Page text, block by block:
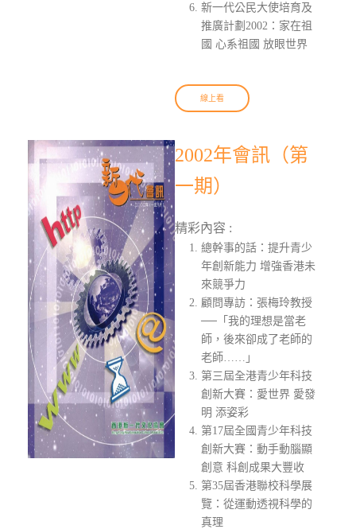
新一代公民大使培育及
推廣計劃2002：家在祖
國 心系祖國 放眼世界
線上看
2002年會訊（第
一期）
精彩內容 :
總幹事的話：提升青少
年創新能力 增強香港未
來競爭力
顧問專訪：張梅玲教授
──「我的理想是當老
師，後來卻成了老師的
老師……」
第三屆全港青少年科技
創新大賽：愛世界 愛發
明 添姿彩
第17屆全國青少年科技
創新大賽：動手動腦顯
創意 科創成果大豐收
第35屆香港聯校科學展
覽：從運動透視科學的
真理